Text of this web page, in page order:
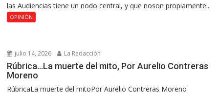
las Audiencias tiene un nodo central, y que noson propiamente...
OPINIÓN
julio 14, 2026 La Redacción
Rúbrica…La muerte del mito, Por Aurelio Contreras
Moreno
RúbricaLa muerte del mitoPor Aurelio Contreras Moreno